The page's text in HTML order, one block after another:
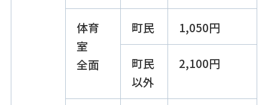
体育
室
全面
町民 1,050円
町民
以外
2,100円